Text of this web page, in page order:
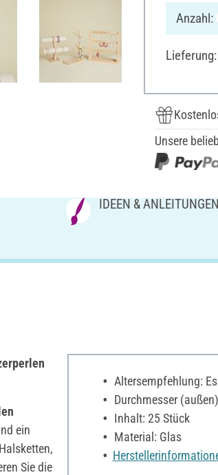
Anzahl:
Unsere
IDEEN & ANLEITUNGEN
ein
Halsketten,
Sie die
Altersempfehlung:
Durchmesser
Inhalt: 25 Stück
Material: Glas